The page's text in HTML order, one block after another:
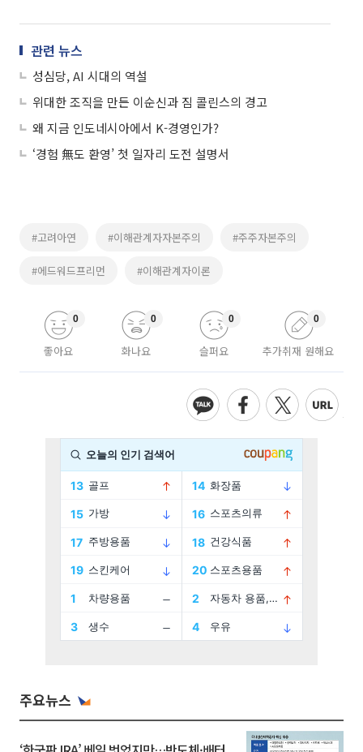
관련 뉴스
성심당, AI 시대의 역설
위대한 조직을 만든 이순신과 짐 콜린스의 경고
왜 지금 인도네시아에서 K-경영인가?
‘경험 無도 환영’ 첫 일자리 도전 설명서
#고려아연 #이해관계자자본주의 #주주자본주의
#에드워드프리먼 #이해관계자이론
좋아요
0
화나요
0
슬퍼요
0
추가취재 원해요
0
주요뉴스